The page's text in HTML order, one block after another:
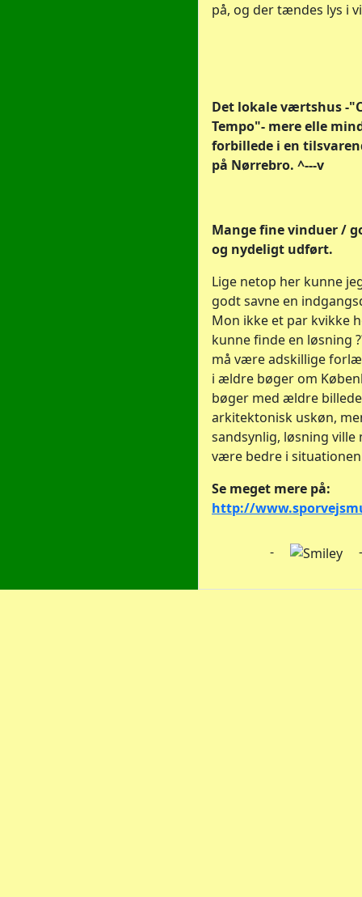
på, og der tændes lys i
Det lokale værtshus -
Tempo"- mere elle
forbillede i en
på Nørrebro. ^---v
Mange fine vinduer /
og nydeligt udført.
Lige netop her kunne
godt savne en
Mon ikke et par kvikke
kunne finde en løsning
må være adskillige
i ældre bøger om
bøger med ældre
arkitektonisk uskøn,
sandsynlig, løsning ville
være bedre i
Se meget mere på:
http://
- -